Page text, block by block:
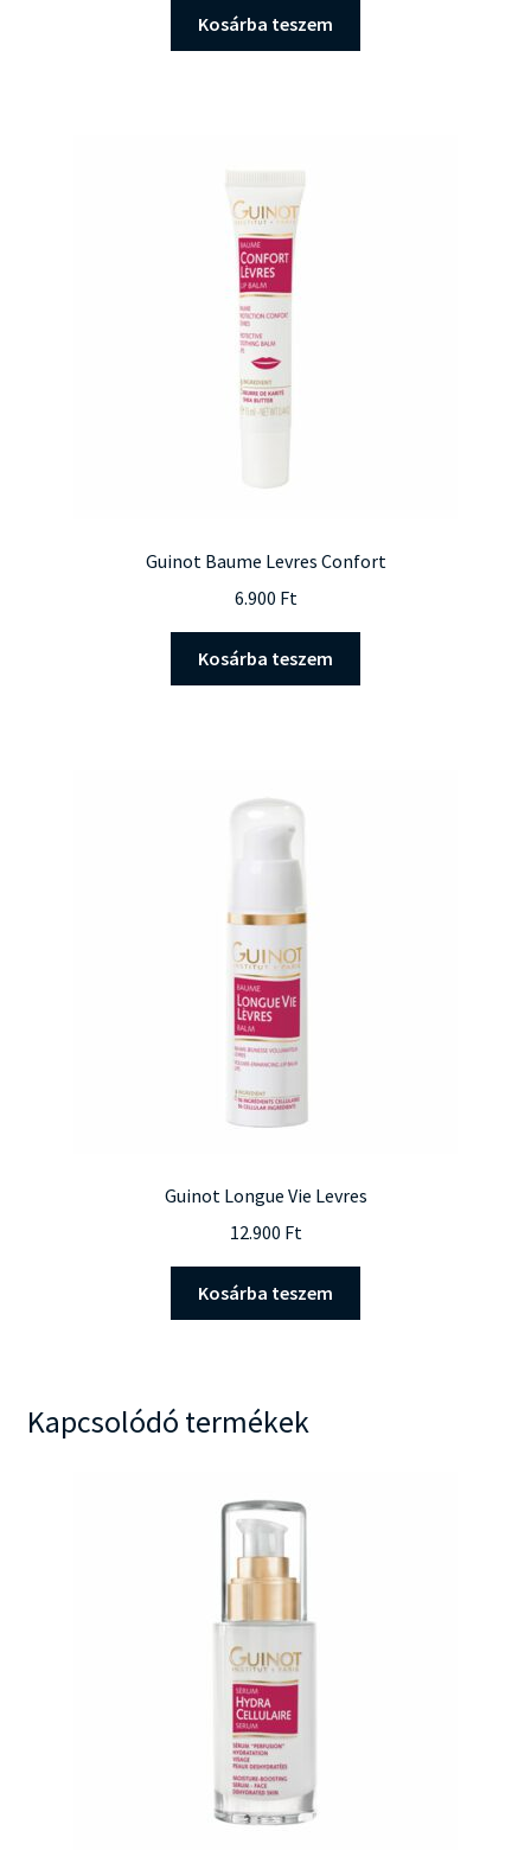
Kosárba teszem
Guinot Baume Levres Confort
6.900 Ft
Kosárba teszem
Guinot Longue Vie Levres
12.900 Ft
Kosárba teszem
Kapcsolódó termékek